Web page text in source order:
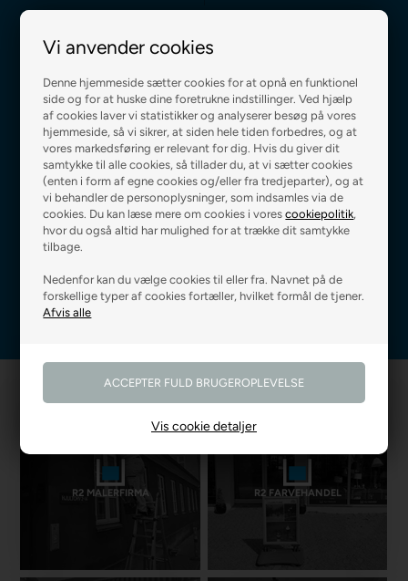
Vi anvender cookies
Denne hjemmeside sætter cookies for at opnå en funktionel
side og for at huske dine foretrukne indstillinger. Ved hjælp
af cookies laver vi statistikker og analyserer besøg på vores
hjemmeside, så vi sikrer, at siden hele tiden forbedres, og at
vores markedsføring er relevant for dig. Hvis du giver dit
samtykke til alle cookies, så tillader du, at vi sætter cookies
(enten i form af egne cookies og/eller fra tredjeparter), og at
vi behandler de personoplysninger, som indsamles via de
cookies. Du kan læse mere om cookies i vorescookiepolitik,
hvor du også altid har mulighed for at trække dit samtykke
tilbage.
Nedenfor kan du vælge cookies til eller fra. Navnet på de
forskellige typer af cookies fortæller, hvilket formål de tjener.
Vis cookie detaljer
R2 MALERFIRMA R2 FARVEHANDEL